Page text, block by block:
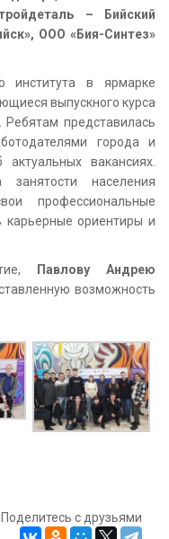
– Бийский
ООО «Бия-Синтез»
института в ярмарке
выпускного курса
представилась
города и
вакансиях.
занятости населения
профессиональные
карьерные ориентиры и
Павлову Андрею
возможность
с друзьями